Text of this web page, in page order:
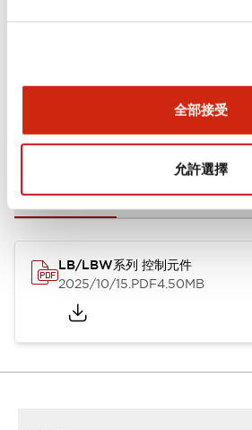
全部接受
允許選擇
安裝和安裝規範
文件和檔案
型錄和宣傳手冊 CAD檔 認證與標準
LB/LBW系列 控制元件
2025/10/15.PDF4.50MB